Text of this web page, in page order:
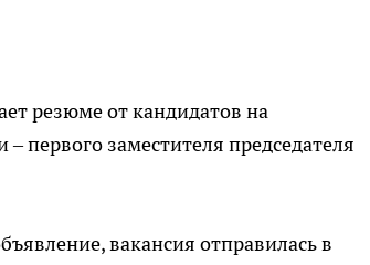
резюме от кандидатов на
первого заместителя председателя
вакансия отправилась в